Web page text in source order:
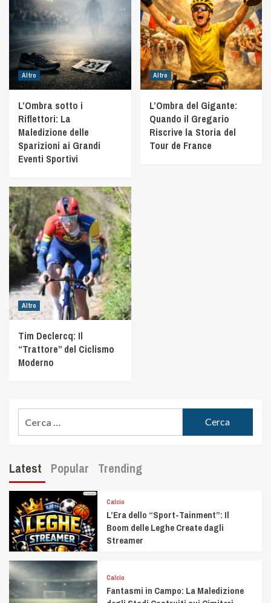
Altro
L’Ombra sotto i
Riflettori: La
Maledizione delle
Sparizioni ai Grandi
Eventi Sportivi
Altro
L’Ombra del Gigante:
Quando il Gregario
Riscrive la Storia del
Tour de France
Altro
Tim Declercq: Il
“Trattore” del Ciclismo
Moderno
Latest Popular Trending
Calcio
L’Era dello “Sport-Tainment”: Il
Boom delle Leghe Create dagli
Streamer
Calcio
Fantasmi in Campo: La Maledizione